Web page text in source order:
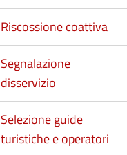
Riscossione coattiva
Segnalazione
disservizio
Selezione guide
turistiche e operatori